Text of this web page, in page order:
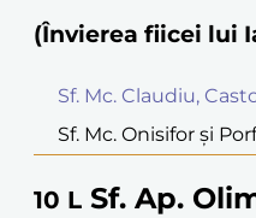
(Învierea fiicei lui
Sf. Mc. Claudiu,
Sf. Mc. Onisifor și
10 L Sf. Ap.